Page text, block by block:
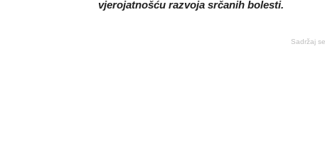
vjerojatnošću razvoja srčanih bolesti.
Sadržaj